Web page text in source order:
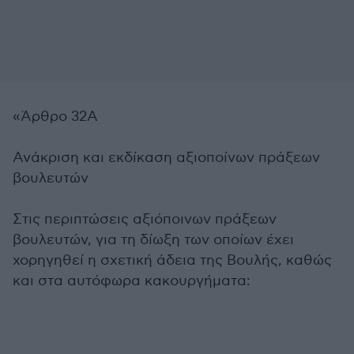
«Άρθρο 32Α
Ανάκριση και εκδίκαση αξιοποίνων πράξεων
βουλευτών
Στις περιπτώσεις αξιόποινων πράξεων
βουλευτών, για τη δίωξη των οποίων έχει
χορηγηθεί η σχετική άδεια της Βουλής, καθώς
και στα αυτόφωρα κακουργήματα: